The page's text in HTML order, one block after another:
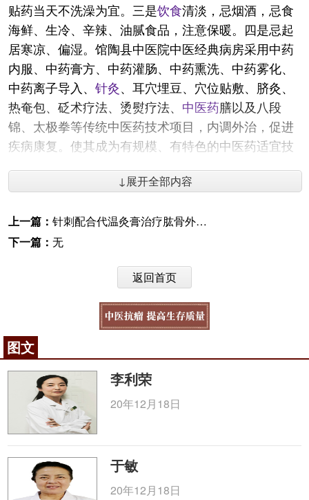
贴药当天不洗澡为宜。三是饮食清淡，忌烟酒，忌食
海鲜、生冷、辛辣、油腻食品，注意保暖。四是忌起
居寒凉、偏湿。馆陶县中医院中医经典病房采用中药
内服、中药膏方、中药灌肠、中药熏洗、中药雾化、
中药离子导入、 针灸、耳穴埋豆、穴位贴敷、脐灸、
热奄包、砭术疗法、烫熨疗法、 中医药膳以及八段
锦、太极拳等传统中医药技术项目，内调外治，促进
疾病康复。使其成为有规模、有特色的中医药适宜技
以精湛的技术为基础，以优质的服务为载体，全心全
咨询电话：9145908
↓展开全部内容
上一篇： 针刺配合代温灸膏治疗肱骨外上髁炎58例
下一篇： 无
返回首页
图文
李利荣
20年12月18日
于敏
20年12月18日